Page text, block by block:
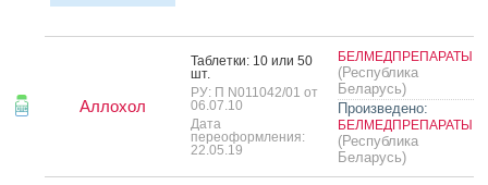
Аллохол
Таб­летки: 10 или 50
шт.
РУ: П N011042/01 от
06.07.10
Дата
переоформления:
22.05.19
БЕЛМЕДПРЕПАРАТЫ
(Республика
Беларусь)
Произведено:
БЕЛМЕДПРЕПАРАТЫ
(Республика
Беларусь)